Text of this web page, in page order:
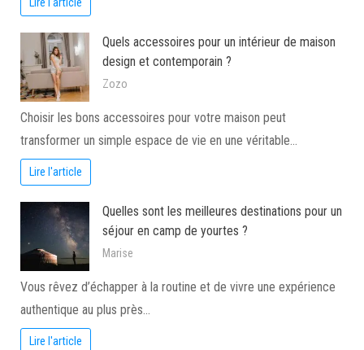
Lire l'article
Quels accessoires pour un intérieur de maison
design et contemporain ?
Zozo
Choisir les bons accessoires pour votre maison peut
transformer un simple espace de vie en une véritable…
Lire l'article
Quelles sont les meilleures destinations pour un
séjour en camp de yourtes ?
Marise
Vous rêvez d’échapper à la routine et de vivre une expérience
authentique au plus près…
Lire l'article